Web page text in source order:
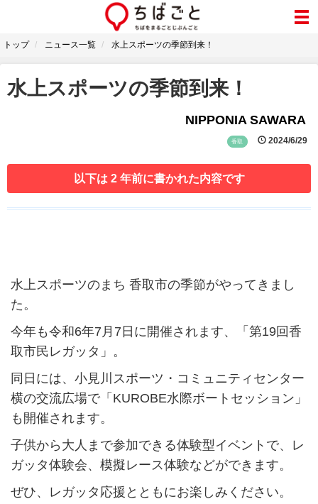
トップ ニュース一覧 水上スポーツの季節到来！
水上スポーツの季節到来！
NIPPONIA SAWARA
香取 2024/6/29
以下は 2 年前に書かれた内容です
水上スポーツのまち 香取市の季節がやってきまし
た。
今年も令和6年7月7日に開催されます、「第19回香
取市民レガッタ」。
同日には、小見川スポーツ・コミュニティセンター
横の交流広場で「KUROBE水際ボートセッション」
も開催されます。
子供から大人まで参加できる体験型イベントで、レ
ガッタ体験会、模擬レース体験などができます。
ぜひ、レガッタ応援とともにお楽しみください。